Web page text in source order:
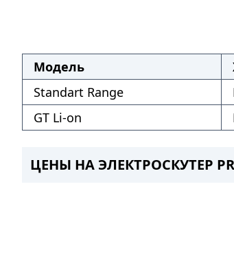
Модель
Standart Range
GT Li-on
ЦЕНЫ НА ЭЛЕКТРОСКУТЕР